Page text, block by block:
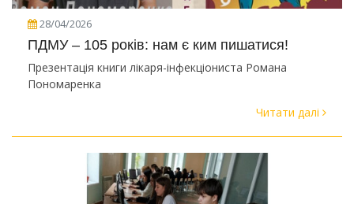
28/04/2026
ПДМУ – 105 років: нам є ким пишатися!
Презентація книги лікаря-інфекціониста Романа
Пономаренка
Читати далі